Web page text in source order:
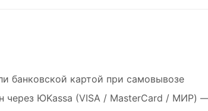
банковской картой при самовывозе
через ЮKassa (VISA / MasterCard / МИР)